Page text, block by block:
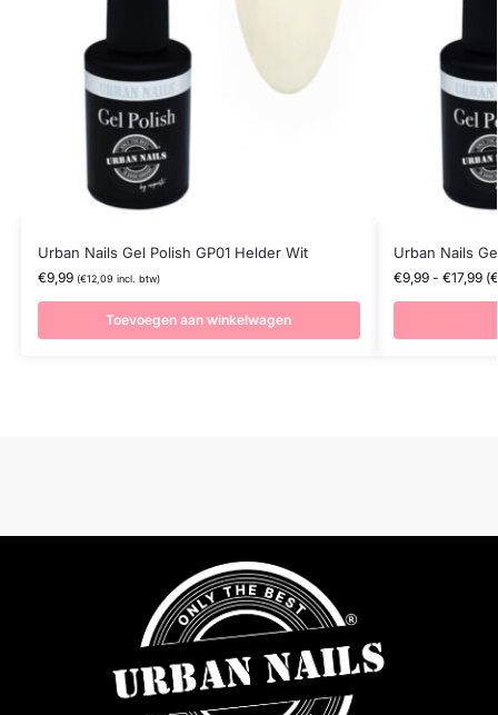
Urban Nails Gel Polish GP01 Helder Wit
€9,99 (€12,09 incl. btw)
Toevoegen aan winkelwagen
Urban Nails
€9,99 - €17,99(€